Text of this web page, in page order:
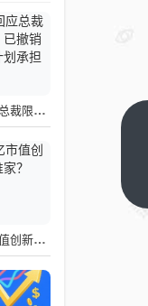
红塔证券回应总裁限高令风波：已撤销 责任由资管计划承担
下一个千亿市值创新药企花落谁家？